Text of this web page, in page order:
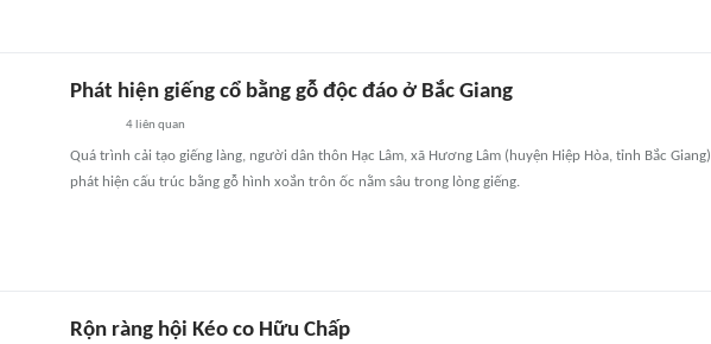
Phát hiện giếng cổ bằng gỗ độc đáo ở Bắc Giang
4liên quan
Quá trình cải tạo giếng làng, người dân thôn Hạc Lâm, xã Hương Lâm (huyện Hiệp Hòa, tỉnh Bắc Giang)
phát hiện cấu trúc bằng gỗ hình xoắn trôn ốc nằm sâu trong lòng giếng.
Rộn ràng hội Kéo co Hữu Chấp